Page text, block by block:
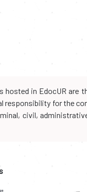
in EdocUR
for the
civil,